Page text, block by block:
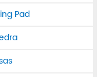
Pad